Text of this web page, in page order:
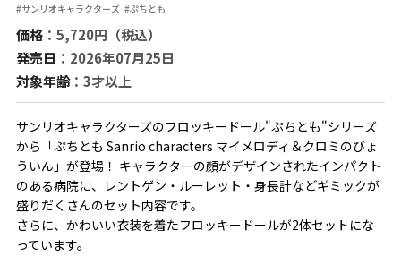
#サンリオキャラクターズ #ぷちとも
価格：5,720円（税込）
発売日 ：2026年07月25日
対象年齢：3才以上
サンリオキャラクターズのフロッキードール"ぷちとも"シリーズ
から「ぷちとも Sanrio characters マイメロディ＆クロミのびょ
ういん」が登場！ キャラクターの顔がデザインされたインパクト
のある病院に、レントゲン・ルーレット・身長計などギミックが
盛りだくさんのセット内容です。
さらに、かわいい衣装を着たフロッキードールが2体セットにな
っています。